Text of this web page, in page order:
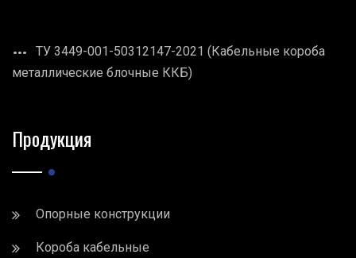
ТУ 3449-001-50312147-2021 (Кабельные короба
металлические блочные ККБ)
Продукция
Опорные конструкции
Короба кабельные